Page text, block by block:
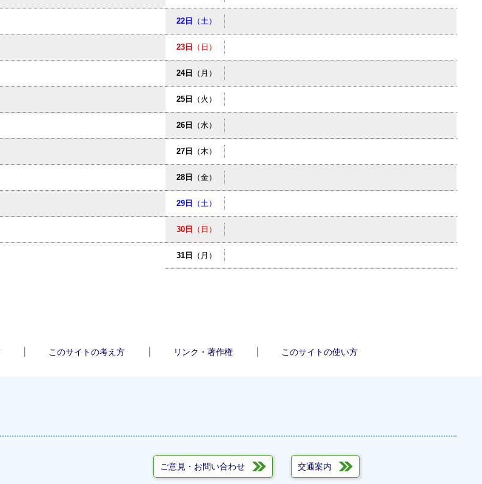
22日 （土）
23日 （日）
24日 （月）
25日 （火）
26日 （水）
27日 （木）
28日 （金）
29日 （土）
30日 （日）
31日 （月）
このサイトの考え方 リンク・著作権 このサイトの使い方
ご意見・お問い合わせ 交通案内